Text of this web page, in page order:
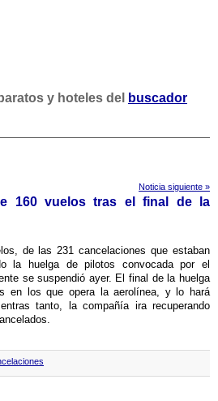
y hoteles del
buscador
Noticia siguiente »
160 vuelos tras el final de la
de las 231 cancelaciones que estaban
la huelga de pilotos convocada por el
se suspendió ayer. El final de la huelga
en los que opera la aerolí­nea, y lo hará
tanto, la compañí­a ira recuperando